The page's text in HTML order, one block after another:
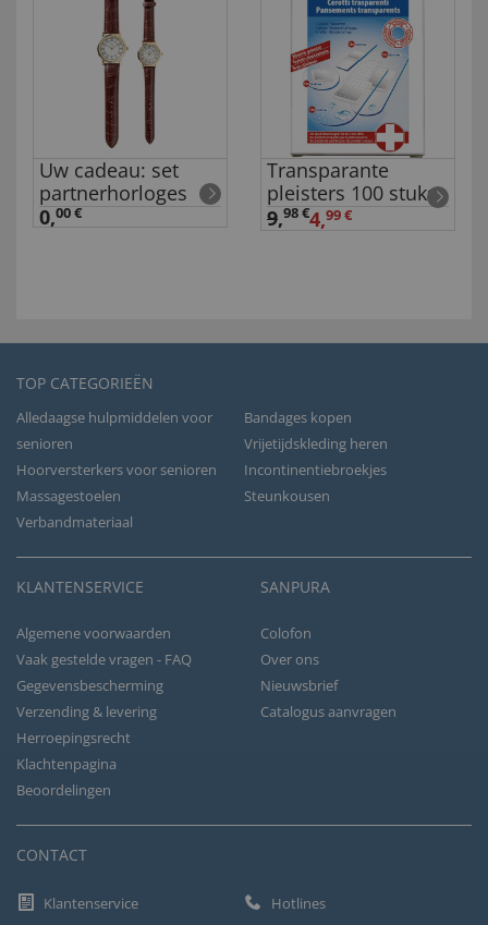
Uw cadeau: set
partnerhorloges
0,00 €
Transparante
pleisters 100 stuks
9,98 €4,99 €
TOP CATEGORIEËN
Alledaagse hulpmiddelen voor
senioren
Bandages kopen
Vrijetijdskleding heren
Hoorversterkers voor senioren
Incontinentiebroekjes
Massagestoelen
Steunkousen
Verbandmateriaal
KLANTENSERVICE
Algemene voorwaarden
Vaak gestelde vragen - FAQ
Gegevensbescherming
Verzending & levering
Herroepingsrecht
Klachtenpagina
Beoordelingen
SANPURA
Colofon
Over ons
Nieuwsbrief
Catalogus aanvragen
CONTACT
Klantenservice Hotlines